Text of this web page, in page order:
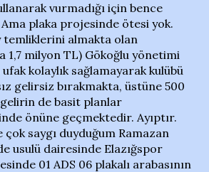
vurmadığı için bence
Ama plaka projesinde ötesi yok.
temliklerini almakta olan
1,7 milyon TL) Gökoğlu yönetimi
kolaylık sağlamayarak kulübü
gelirsiz bırakmakta, üstüne 500
de basit planlar
önüne geçmektedir. Ayıptır.
çok saygı duyduğum Ramazan
usulü dairesinde Elazığspor
01 ADS 06 plakalı arabasının